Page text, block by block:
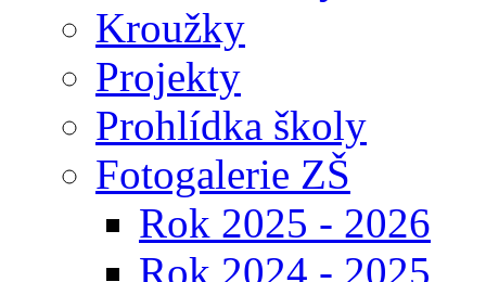
Kroužky
Projekty
Prohlídka školy
Fotogalerie ZŠ
Rok 2025 - 2026
Rok 2024 - 2025